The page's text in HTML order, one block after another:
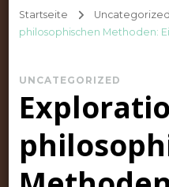
Startseite Uncategorized
philosophischen Methoden:
UNCATEGORIZED